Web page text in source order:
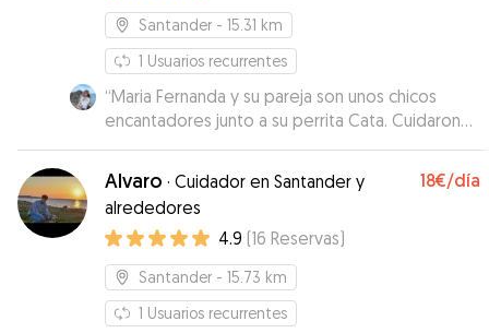
Santander - 15.31 km
1 Usuarios recurrentes
“Maria Fernanda y su pareja son unos chicos
encantadores junto a su perrita Cata. Cuidaron
de Lola estupendamente, jugaron con ella, se
preocuparon de la alimentación de Lola porque
la cuesta bastante fuera de casa comer y
además me facilitaron bastante tanto llevar a
Lola como recogerla. Sin duda para repetir.
Alvaro · Cuidador en Santander y
alrededores
18€/día
4.9 (16 Reservas)
Santander - 15.73 km
1 Usuarios recurrentes